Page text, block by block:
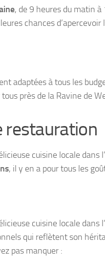
, de 9 heures du matin
chances d’apercevoir
adaptées à tous les
près de la Ravine de
restauration
cuisine locale dans
, il y en a pour tous les
cuisine locale dans
qui reflètent son
pas manquer :